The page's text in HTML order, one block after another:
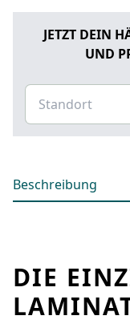
JETZT DEIN
UND
Beschreibung
DIE